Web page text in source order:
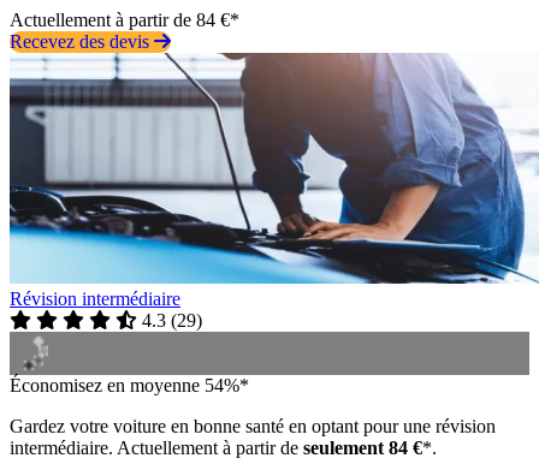
Actuellement à partir de 84 €*
Recevez des devis
Révision intermédiaire
4.3 (29)
Économisez en moyenne 54%*
Gardez votre voiture en bonne santé en optant pour une révision
intermédiaire. Actuellement à partir de seulement 84 €*.